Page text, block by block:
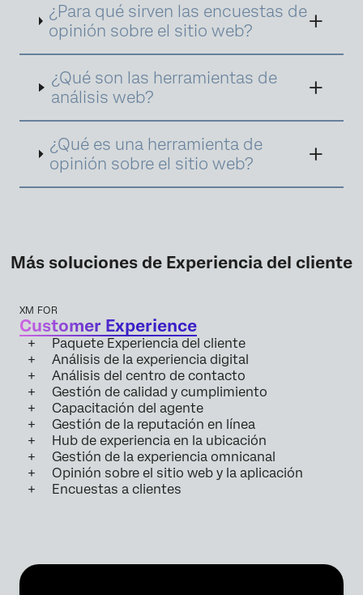
consisten en listas de preguntas que ven los
visitantes en el sitio web de tu negocio. Se
trata de una herramienta para comentarios
de sitios web que permite establecer perfiles
de clientes y entender qué aspectos de la
experiencia funcionan bien y cuáles hay que
optimizar para mejorar la conversión online.
¿Para qué sirven las encuestas de
opinión sobre el sitio web?
¿Qué son las herramientas de
análisis web?
¿Qué es una herramienta de
opinión sobre el sitio web?
Más soluciones de Experiencia del cliente
XM FOR
Customer Experience
Paquete Experiencia del cliente
Análisis de la experiencia digital
Análisis del centro de contacto
Gestión de calidad y cumplimiento
Capacitación del agente
Gestión de la reputación en línea
Hub de experiencia en la ubicación
Gestión de la experiencia omnicanal
Opinión sobre el sitio web y la aplicación
Encuestas a clientes